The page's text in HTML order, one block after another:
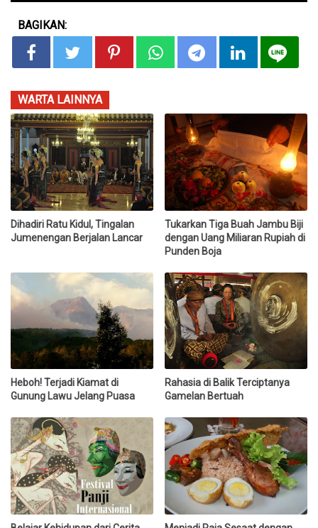
BAGIKAN:
WARTA LAINNYA
Dihadiri Ratu Kidul, Tingalan
Jumenengan Berjalan Lancar
Tukarkan Tiga Buah Jambu Biji
dengan Uang Miliaran Rupiah di
Punden Boja
Heboh! Terjadi Kiamat di
Gunung Lawu Jelang Puasa
Rahasia di Balik Terciptanya
Gamelan Bertuah